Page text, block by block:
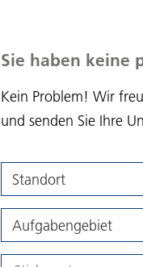
Sie haben keine
Kein Problem! Wir
und senden Sie Ihre
Standort
Aufgabengebiet